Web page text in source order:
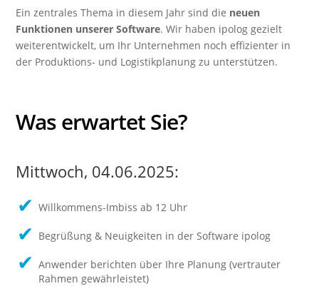
Ein zentrales Thema in diesem Jahr sind die neuen
Funktionen unserer Software. Wir haben ipolog gezielt
weiterentwickelt, um Ihr Unternehmen noch effizienter in
der Produktions- und Logistikplanung zu unterstützen.
Was erwartet Sie?
Mittwoch, 04.06.2025:
Willkommens-Imbissab 12 Uhr
Begrüßung & Neuigkeiten in der Software ipolog
Anwender berichten über Ihre Planung (vertrauter
Rahmen gewährleistet)